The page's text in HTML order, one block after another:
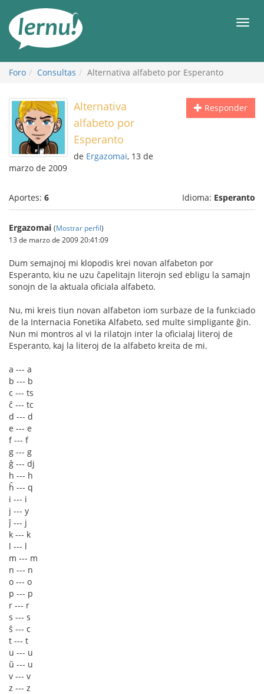
Foro Consultas Alternativa alfabeto por Esperanto
Responder
Alternativa
alfabeto por
Esperanto
de Ergazomai, 13 de
marzo de 2009
Aportes: 6 Idioma: Esperanto
Ergazomai (Mostrar perfil)
13 de marzo de 2009 20:41:09
Dum semajnoj mi klopodis krei novan alfabeton por
Esperanto, kiu ne uzu ĉapelitajn literojn sed ebligu la samajn
sonojn de la aktuala oficiala alfabeto.
Nu, mi kreis tiun novan alfabeton iom surbaze de la funkciado
de la Internacia Fonetika Alfabeto, sed multe simpligante ĝin.
Nun mi montros al vi la rilatojn inter la oficialaj literoj de
Esperanto, kaj la literoj de la alfabeto kreita de mi.
a --- a
b --- b
c --- ts
ĉ --- tc
d --- d
e --- e
f --- f
g --- g
ĝ --- dj
h --- h
ĥ --- q
i --- i
j --- y
ĵ --- j
k --- k
l --- l
m --- m
n --- n
o --- o
p --- p
r --- r
s --- s
ŝ --- c
t --- t
u --- u
ŭ --- u
v --- v
z --- z